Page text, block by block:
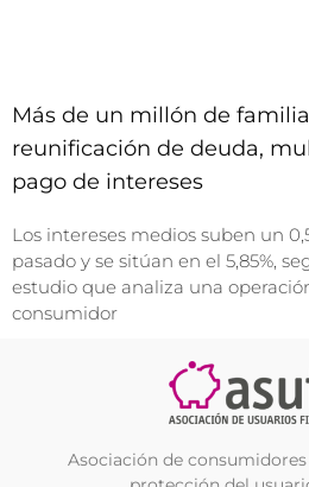
Más de un millón de
reunificación de deuda,
pago de intereses
Los intereses medios suben un
pasado y se sitúan en el 5,85%,
estudio que analiza una
consumidor
Asociación de